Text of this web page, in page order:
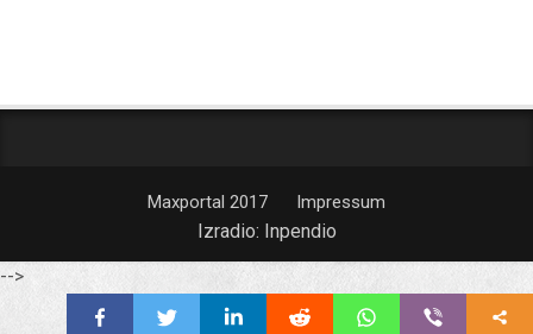
Maxportal 2017 Impressum
Izradio: Inpendio
-->